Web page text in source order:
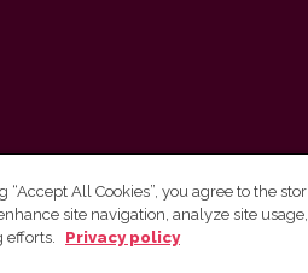
Vilnius University Press
“Accept All Cookies”, you agree to the
site navigation, analyze site
efforts.
Privacy policy